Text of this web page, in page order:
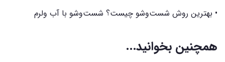
• بهترین روش شست‌وشو چیست؟ شست‌وشو با آب ولرم
همچنین بخوانید...